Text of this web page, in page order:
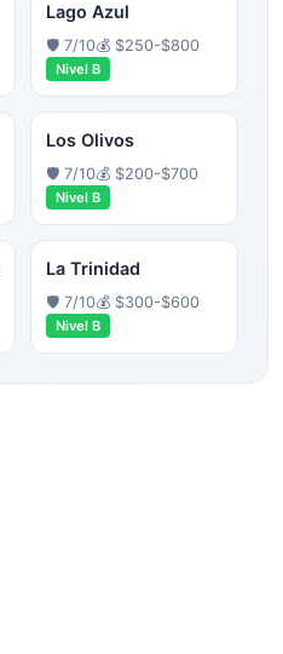
Lago Azul
🛡️ 7/10💰 $250-$800
Nivel B
Los Olivos
🛡️ 7/10💰 $200-$700
Nivel B
La Trinidad
🛡️ 7/10💰 $300-$600
Nivel B